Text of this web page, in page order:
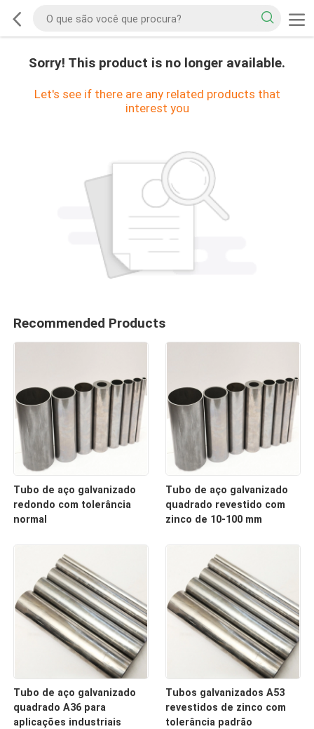
Sorry! This product is no longer available.
Let's see if there are any related products that
interest you
Recommended Products
Tubo de aço galvanizado
redondo com tolerância
normal
Tubo de aço galvanizado
quadrado revestido com
zinco de 10-100 mm
Tubo de aço galvanizado
quadrado A36 para
aplicações industriais
Tubos galvanizados A53
revestidos de zinco com
tolerância padrão